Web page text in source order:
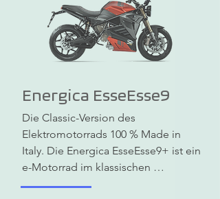
Energica EsseEsse9
Die Classic-Version des
Elektromotorrads 100 % Made in
Italy. Die Energica EsseEsse9+ ist ein
e-Motorrad im klassischen
italienischem Stil. Es kombiniert